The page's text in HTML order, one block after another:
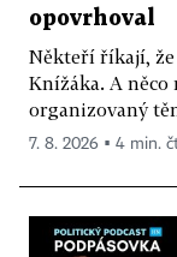
opovrhoval
Někteří říkají,
Knížáka. A
organizovaný
7. 8. 2026 ▪ 4 min.